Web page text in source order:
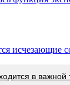
исчезающие
в важной